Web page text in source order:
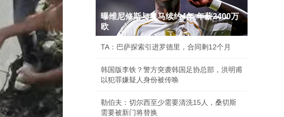
曝维尼修斯与皇马续约4年 年薪2400万
欧
TA：巴萨探索引进罗德里，合同剩12个月
韩国版李铁？警方突袭韩国足协总部，洪明甫
以犯罪嫌疑人身份被传唤
勒伯夫：切尔西至少需要清洗15人，桑切斯
需要被新门将替换